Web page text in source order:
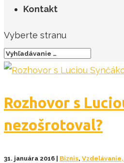
Kontakt
Vyberte stranu
Rozhovor s
nezošrotoval?
31. januára 2016 Biznis,